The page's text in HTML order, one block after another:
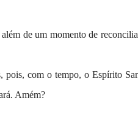
de um momento de
pois, com o tempo, o Espírito
Amém?